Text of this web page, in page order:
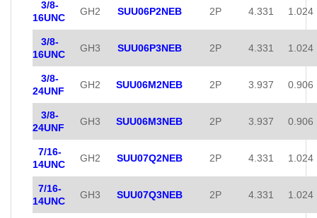
3/8-
16UNC
GH2 SUU06P2NEB 2P 4.331 1.024
3/8-
16UNC
GH3 SUU06P3NEB 2P 4.331 1.024
3/8-
24UNF
GH2 SUU06M2NEB 2P 3.937 0.906
3/8-
24UNF
GH3 SUU06M3NEB 2P 3.937 0.906
7/16-
14UNC
GH2 SUU07Q2NEB 2P 4.331 1.024
7/16-
14UNC
GH3 SUU07Q3NEB 2P 4.331 1.024